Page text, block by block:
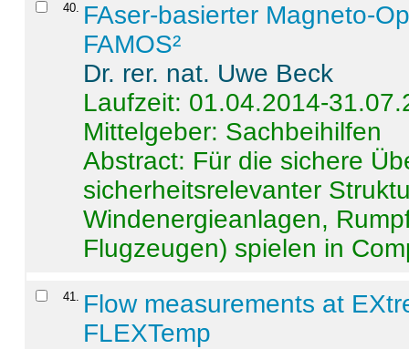
40. FAser-basierter Magneto-
FAMOS²
Dr. rer. nat. Uwe Beck
Laufzeit: 01.04.2014-
Mittelgeber: Sachbeihilfen
Abstract: Für die sichere
sicherheitsrelevanter
Windenergieanlagen,
Flugzeugen) spielen in
41. Flow measurements at
FLEXTemp